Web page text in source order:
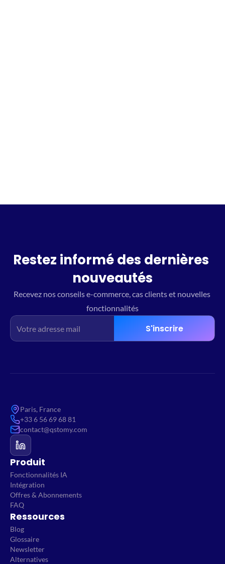
Restez informé des dernières
nouveautés
Recevez nos conseils e-commerce, cas clients et nouvelles
fonctionnalités
S'inscrire
Paris, France
+33 6 56 69 68 81
contact@qstomy.com
Produit
Fonctionnalités IA
Intégration
Offres & Abonnements
FAQ
Ressources
Blog
Glossaire
Newsletter
Alternatives